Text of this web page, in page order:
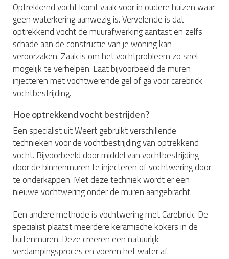
Optrekkend vocht komt vaak voor in oudere huizen waar
geen waterkering aanwezig is. Vervelende is dat
optrekkend vocht de muurafwerking aantast en zelfs
schade aan de constructie van je woning kan
veroorzaken. Zaak is om het vochtprobleem zo snel
mogelijk te verhelpen. Laat bijvoorbeeld de muren
injecteren met vochtwerende gel of ga voor carebrick
vochtbestrijding.
Hoe optrekkend vocht bestrijden?
Een specialist uit Weert gebruikt verschillende
technieken voor de vochtbestrijding van optrekkend
vocht. Bijvoorbeeld door middel van vochtbestrijding
door de binnenmuren te injecteren of vochtwering door
te onderkappen. Met deze techniek wordt er een
nieuwe vochtwering onder de muren aangebracht.
Een andere methode is vochtwering met Carebrick. De
specialist plaatst meerdere keramische kokers in de
buitenmuren. Deze creëren een natuurlijk
verdampingsproces en voeren het water af.